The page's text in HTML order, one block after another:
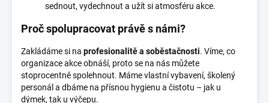
sednout, vydechnout a užít si atmosféru akce.
Proč spolupracovat právě s námi?
Zakládáme si na profesionalitě a soběstačnosti. Víme, co
organizace akce obnáší, proto se na nás můžete
stoprocentně spolehnout. Máme vlastní vybavení, školený
personál a dbáme na přísnou hygienu a čistotu – jak u
dýmek, tak u výčepu.